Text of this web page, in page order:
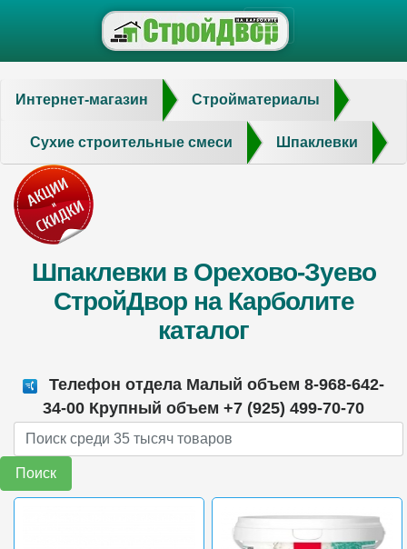
Интернет-магазин Стройматериалы
Сухие строительные смеси Шпаклевки
Шпаклевки в Орехово-Зуево
СтройДвор на Карболите
каталог
Телефон отдела Малый объем 8-968-642-
34-00 Крупный объем +7 (925) 499-70-70
Поиск